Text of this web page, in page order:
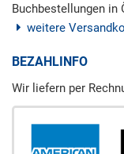
Buchbestellungen in
weitere
BEZAHLINFO
Wir liefern per